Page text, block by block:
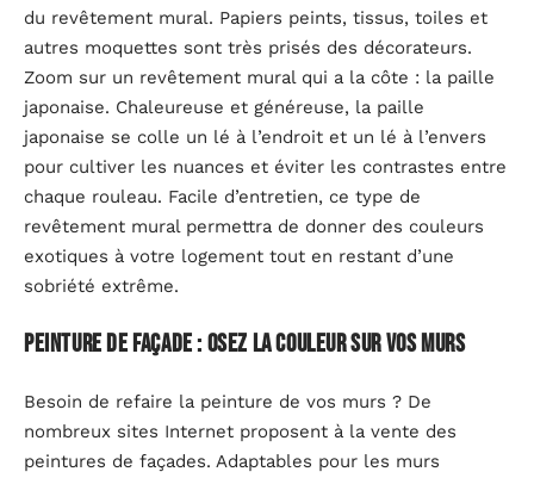
du revêtement mural. Papiers peints, tissus, toiles et
autres moquettes sont très prisés des décorateurs.
Zoom sur un revêtement mural qui a la côte : la paille
japonaise. Chaleureuse et généreuse, la paille
japonaise se colle un lé à l’endroit et un lé à l’envers
pour cultiver les nuances et éviter les contrastes entre
chaque rouleau. Facile d’entretien, ce type de
revêtement mural permettra de donner des couleurs
exotiques à votre logement tout en restant d’une
sobriété extrême.
Peinture de façade : osez la couleur sur vos murs
Besoin de refaire la peinture de vos murs ? De
nombreux sites Internet proposent à la vente des
peintures de façades. Adaptables pour les murs